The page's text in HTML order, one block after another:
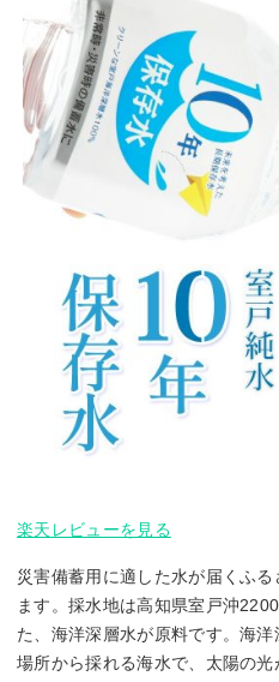
楽天レビューを見る
災害備蓄用に適した水が届くふ
ます。採水地は高知県室戸沖
た、海洋深層水が原料です。海
場所から採れる海水で、太陽の光